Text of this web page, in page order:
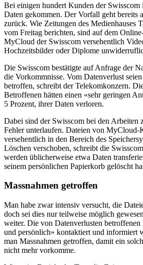
Bei einigen hundert Kunden der Swisscom
Daten gekommen. Der Vorfall geht bereits
zurück. Wie Zeitungen des Medienhauses
vom Freitag berichten, sind auf dem
MyCloud der Swisscom versehentlich
Hochzeitsbilder oder Diplome
Die Swisscom bestätigte auf Anfrage der
die Vorkommnisse. Vom Datenverlust
betroffen, schreibt der Telekomkonzern.
Betroffenen hätten einen «sehr geringen
5 Prozent, ihrer Daten verloren.
Dabei sind der Swisscom bei den Arbeiten
Fehler unterlaufen. Dateien von MyCloud-
versehentlich in den Bereich des
Löschen verschoben, schreibt die
werden üblicherweise etwa Daten
seinem persönlichen Papierkorb gelöscht
Massnahmen getroffen
Man habe zwar intensiv versucht, die
doch sei dies nur teilweise möglich
weiter. Die von Datenverlusten
und persönlich» kontaktiert und informiert
man Massnahmen getroffen, damit ein
nicht mehr vorkomme.